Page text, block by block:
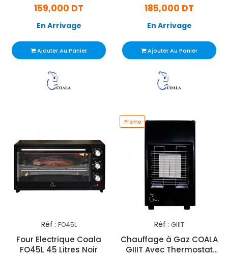
159,000 DT
En Arrivage
Ajouter Au Panier
185,000 DT
En Arrivage
Ajouter Au Panier
Réf : FO45L
Four Electrique Coala
FO45L 45 Litres Noir
Promo
Réf : GIIIT
Chauffage à Gaz COALA
GIIIT Avec Thermostat